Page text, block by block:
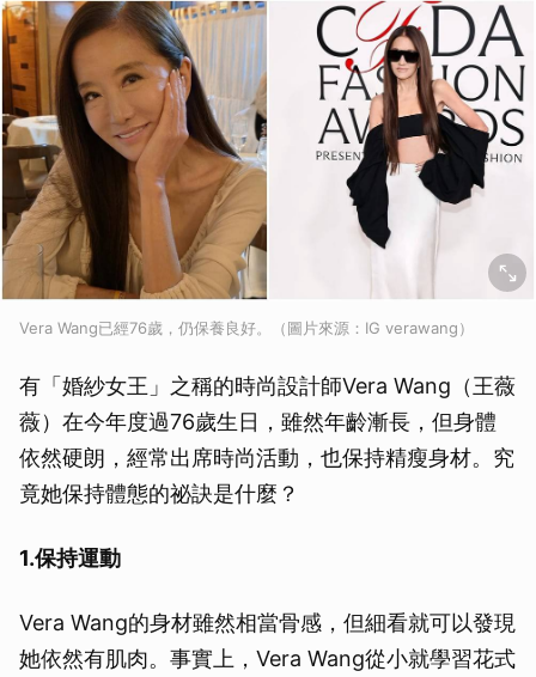
Vera Wang已經76歲，仍保養良好。（圖片來源：IG verawang）
有「婚紗女王」之稱的時尚設計師Vera Wang（王薇
薇）在今年度過76歲生日，雖然年齡漸長，但身體
依然硬朗，經常出席時尚活動，也保持精瘦身材。究
竟她保持體態的祕訣是什麼？
1.保持運動
Vera Wang的身材雖然相當骨感，但細看就可以發現
她依然有肌肉。事實上，Vera Wang從小就學習花式